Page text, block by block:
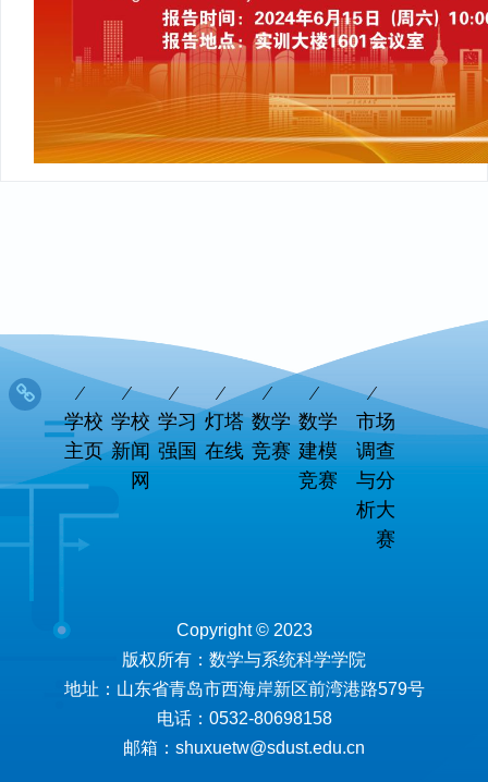
学校
主页
学校
新闻
网
学习
强国
灯塔
在线
数学
竞赛
数学
建模
竞赛
市场
调查
与分
析大
赛
Copyright © 2023
版权所有：数学与系统科学学院
地址：山东省青岛市西海岸新区前湾港路579号
电话：0532-80698158
邮箱：shuxuetw@sdust.edu.cn